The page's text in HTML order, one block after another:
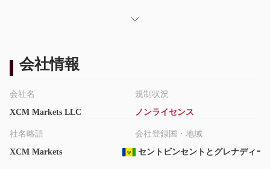
ントの両方が利用できるオプションです。しかし、 XCM
ライブアカウントの他に、デモアカウントやイスラムアカウント
も利用できます。
手数料が指定されていない場合、スプレッドは取引口座によって
決定されます。正直に言うと、提供されているスプレッドは
XCM Marketsかなり広く、ユーロ/米ドルのスプレッドは4ピップ
会社情報
会社名
XCM Markets LLC
社名略語
XCM Markets
規制状況
ノンライセンス
会社登録国・地域
セントビンセントとグレナディー